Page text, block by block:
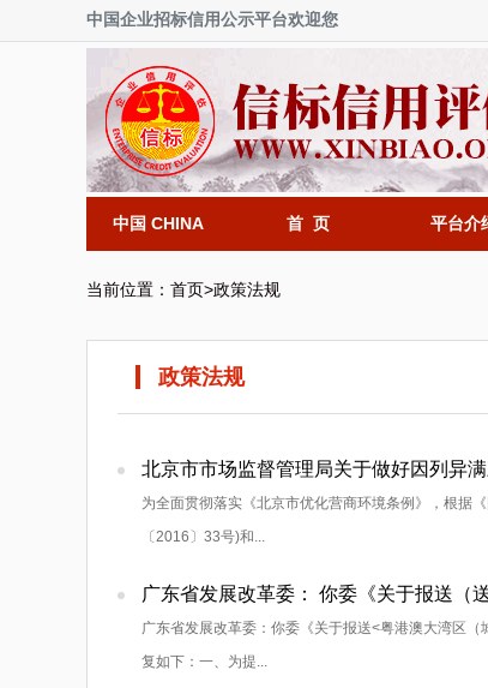
中国企业招标信用公示平台欢迎您
中国 CHINA 首 页 平台介
当前位置： 首页>政策法规
政策法规
北京市市场监督管理局关于做好因列异
为全面贯彻落实《北京市优化营商环境条例》，根据
〔2016〕33号)和...
广东省发展改革委：你委《关于报送<粤港澳大湾区
复如下：一、为提...